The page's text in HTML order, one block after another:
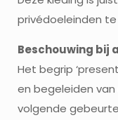
privédoeleinden
Beschouwing bij
Het begrip
en begeleiden
volgende